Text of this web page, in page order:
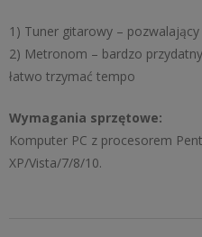
1) Tuner gitarowy –
2) Metronom – bardzo
łatwo trzymać tempo
Wymagania sprzętowe:
Komputer PC z procesorem
XP/Vista/7/8/10.